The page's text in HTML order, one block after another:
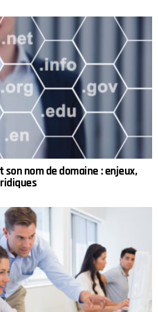
nom de domaine : enjeux,